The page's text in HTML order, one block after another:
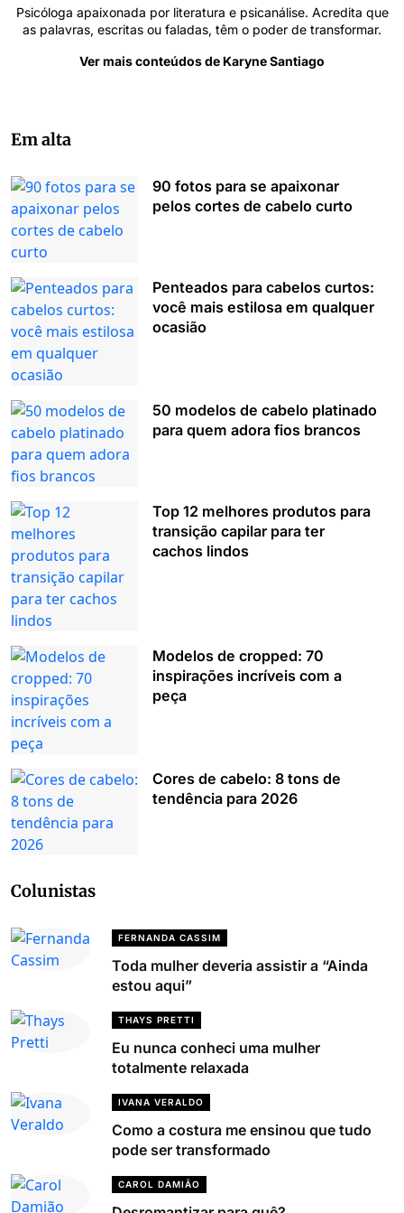
Psicóloga apaixonada por literatura e psicanálise. Acredita que
as palavras, escritas ou faladas, têm o poder de transformar.
Ver mais conteúdos de Karyne Santiago
Em alta
90 fotos para se apaixonar
pelos cortes de cabelo curto
Penteados para cabelos curtos:
você mais estilosa em qualquer
ocasião
50 modelos de cabelo platinado
para quem adora fios brancos
Top 12 melhores produtos para
transição capilar para ter
cachos lindos
Modelos de cropped: 70
inspirações incríveis com a
peça
Cores de cabelo: 8 tons de
tendência para 2026
Colunistas
FERNANDA CASSIM
Toda mulher deveria assistir a “Ainda
estou aqui”
THAYS PRETTI
Eu nunca conheci uma mulher
totalmente relaxada
IVANA VERALDO
Como a costura me ensinou que tudo
pode ser transformado
CAROL DAMIÃO